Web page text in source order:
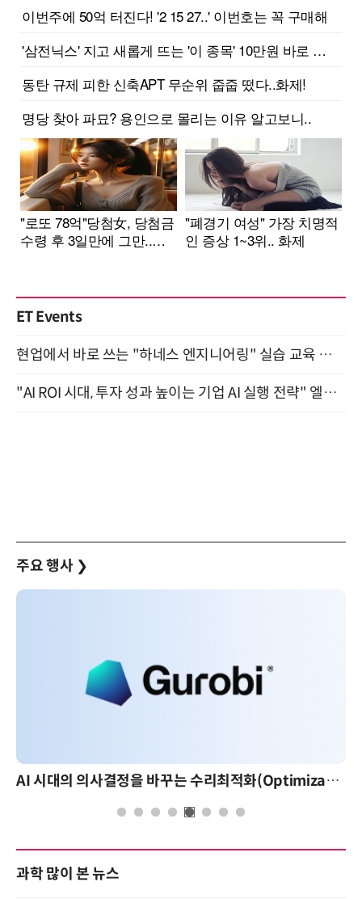
ET Events
현업에서 바로 쓰는 "하네스 엔지니어링" 실습 교육 워크숍 8월 20일 개최
"AI ROI 시대, 투자 성과 높이는 기업 AI 실행 전략" 엘타워 6층 (9월 18일)
주요 행사 ❯
AI 시대의 의사결정을 바꾸는 수리최적화(Optimization): 실제 산업 적용 사례와 활용 전략
과학 많이 본 뉴스